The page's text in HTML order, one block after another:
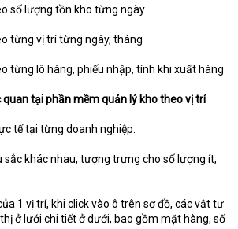
số lượng tồn kho từng ngày
từng vị trí từng ngày, tháng
từng lô hàng, phiếu nhập, tính khi xuất hàng
tại phần mềm quản lý kho theo vị trí
tế tại từng doanh nghiệp.
sắc khác nhau, tượng trưng cho số lượng ít,
1 vị trí, khi click vào ô trên sơ đồ, các vật tư
ở lưới chi tiết ở dưới, bao gồm mặt hàng, số